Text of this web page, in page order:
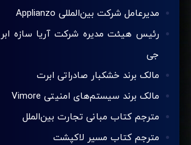
مدیرعامل شرکت بین‌المللی Applianzo
رئیس هیئت مدیره شرکت آریا سازه ابر
جی
مالک برند خشکبار صادراتی ابرت
مالک برند سیستم‌های امنیتی Vimore
مترجم کتاب مبانی تجارت بین‌الملل
مترجم کتاب مسیر لاکپشت